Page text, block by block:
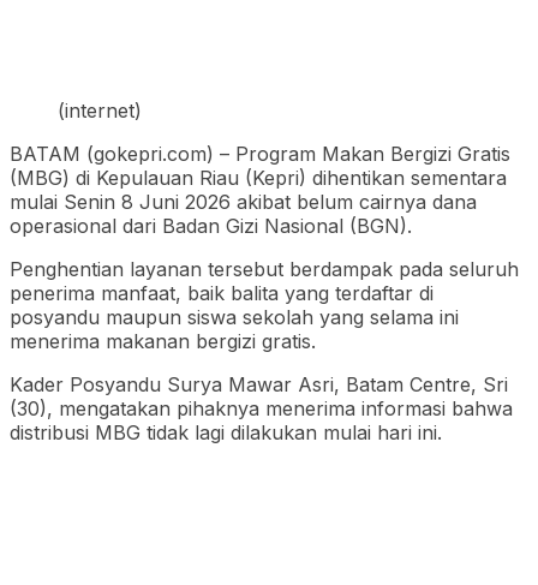
(internet)
BATAM (gokepri.com) – Program Makan Bergizi Gratis
(MBG) di Kepulauan Riau (Kepri) dihentikan sementara
mulai Senin 8 Juni 2026 akibat belum cairnya dana
operasional dari Badan Gizi Nasional (BGN).
Penghentian layanan tersebut berdampak pada seluruh
penerima manfaat, baik balita yang terdaftar di
posyandu maupun siswa sekolah yang selama ini
menerima makanan bergizi gratis.
Kader Posyandu Surya Mawar Asri, Batam Centre, Sri
(30), mengatakan pihaknya menerima informasi bahwa
distribusi MBG tidak lagi dilakukan mulai hari ini.